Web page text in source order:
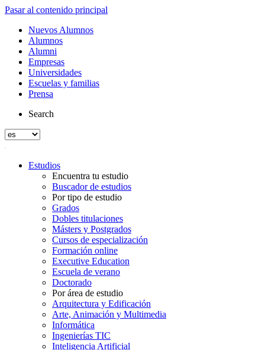
Pasar al contenido principal
Nuevos Alumnos
Alumnos
Alumni
Empresas
Universidades
Escuelas y familias
Prensa
Search
Estudios
Encuentra tu estudio
Buscador de estudios
Por tipo de estudio
Grados
Dobles titulaciones
Másters y Postgrados
Cursos de especialización
Formación online
Executive Education
Escuela de verano
Doctorado
Por área de estudio
Arquitectura y Edificación
Arte, Animación y Multimedia
Informática
Ingenierías TIC
Inteligencia Artificial